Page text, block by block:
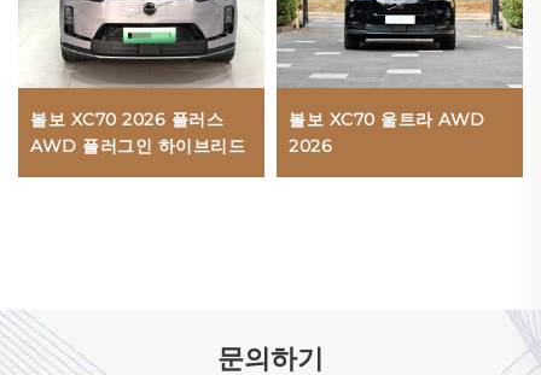
볼보 XC70 2026 플러스
AWD 플러그인 하이브리드
볼보 XC70 울트라 AWD
2026
문의하기